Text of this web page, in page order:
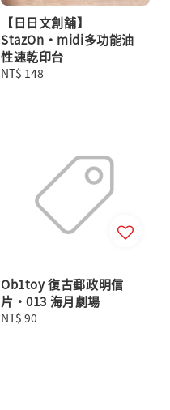
【日日文創舖】
StazOn・midi多功能油
性速乾印台
Regular
NT$ 148
Ob1toy 復古郵政明信
片・013 海月劇場
Regular
NT$ 90